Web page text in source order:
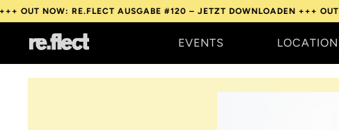
RE.FLECT AUSGABE #120 – JETZT DOWNLOADEN +++OUT NOW:
EVENTS